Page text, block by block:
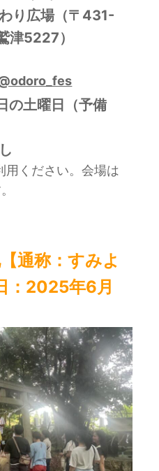
り広場（〒431-
津5227）
の土曜日（予備
用ください。会場は
通称：すみよ
：2025年6月